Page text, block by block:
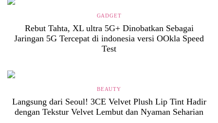
GADGET
Rebut Tahta, XL ultra 5G+ Dinobatkan Sebagai
Jaringan 5G Tercepat di indonesia versi OOkla Speed
Test
BEAUTY
Langsung dari Seoul! 3CE Velvet Plush Lip Tint Hadir
dengan Tekstur Velvet Lembut dan Nyaman Seharian